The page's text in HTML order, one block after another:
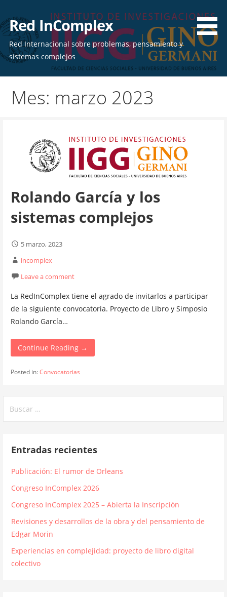
to
content
Red InComplex
Red Internacional sobre problemas, pensamiento y
sistemas complejos
Mes: marzo 2023
Rolando García y los
sistemas complejos
5 marzo, 2023
incomplex
Leave a comment
La RedInComplex tiene el agrado de invitarlos a participar
de la siguiente convocatoria. Proyecto de Libro y Simposio
Rolando García…
Continue Reading →
Posted in:Convocatorias
Entradas recientes
Publicación: El rumor de Orleans
Congreso InComplex 2026
Congreso InComplex 2025 – Abierta la Inscripción
Revisiones y desarrollos de la obra y del pensamiento de
Edgar Morin
Experiencias en complejidad: proyecto de libro digital
colectivo